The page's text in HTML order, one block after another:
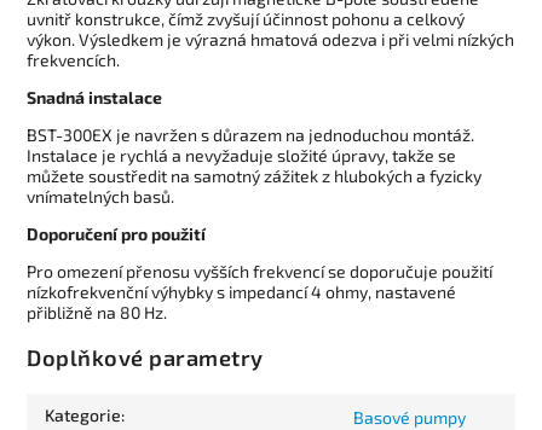
uvnitř konstrukce, čímž zvyšují účinnost pohonu a celkový
výkon. Výsledkem je výrazná hmatová odezva i při velmi nízkých
frekvencích.
Snadná instalace
BST-300EX je navržen s důrazem na jednoduchou montáž.
Instalace je rychlá a nevyžaduje složité úpravy, takže se
můžete soustředit na samotný zážitek z hlubokých a fyzicky
vnímatelných basů.
Doporučení pro použití
Pro omezení přenosu vyšších frekvencí se doporučuje použití
nízkofrekvenční výhybky s impedancí 4 ohmy, nastavené
přibližně na 80 Hz.
Doplňkové parametry
Kategorie: Basové pumpy